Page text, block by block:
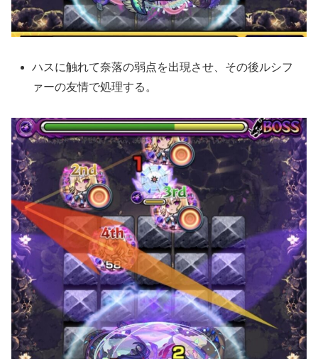
ハスに触れて奈落の弱点を出現させ、その後ルシフ
ァーの友情で処理する。